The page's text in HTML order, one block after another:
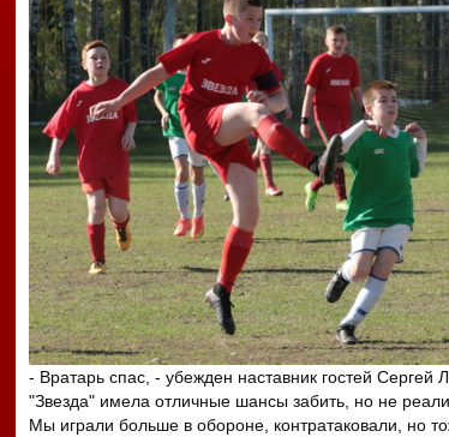
- Вратарь спас, - убежден наставник гостей Сергей
"Звезда" имела отличные шансы забить, но не
Мы играли больше в обороне, контратаковали, но